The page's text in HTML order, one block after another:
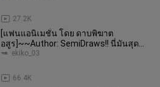
27.2K
[แฟนแอนิเมชั่น โดย ดาบพิฆาต
อสูร]~~Author: SemiDraws!! นี่มันสุด
ยอดมาก!!! แอนิเมชั่นของแฟน Douma
66.4K
ekiko_03